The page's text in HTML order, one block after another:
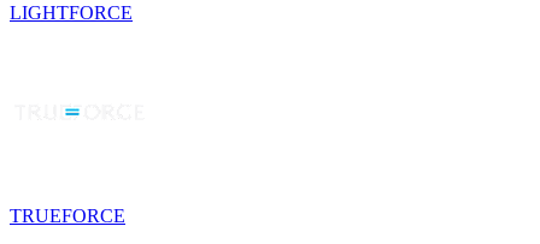
LIGHTFORCE
TRUEFORCE